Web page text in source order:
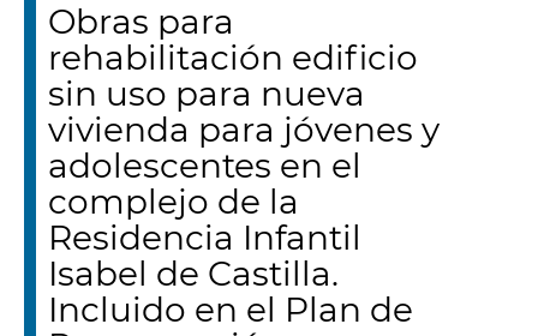
Obras para
rehabilitación edificio
sin uso para nueva
vivienda para jóvenes y
adolescentes en el
complejo de la
Residencia Infantil
Isabel de Castilla.
Incluido en el Plan de